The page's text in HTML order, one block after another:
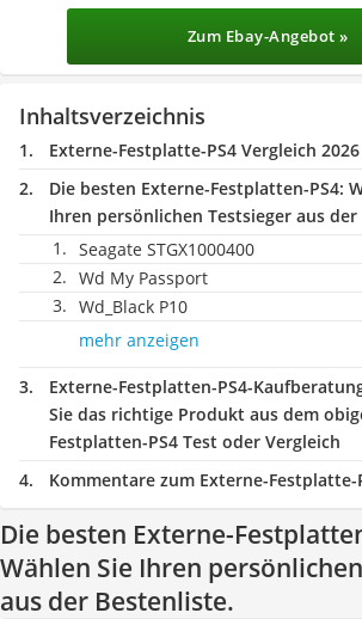
Zum Ebay-Angebot »
Inhaltsverzeichnis
Externe-Festplatte-PS4 Vergleich 2026
Die besten Externe-Festplatten-PS4:
Ihren persönlichen Testsieger aus
Seagate STGX1000400
Wd My Passport
Wd_Black P10
mehr anzeigen
Externe-Festplatten-PS4-
Sie das richtige Produkt aus dem
Festplatten-PS4 Test oder Vergleich
Kommentare zum Externe-Festplatte-
Die besten Externe-
Wählen Sie Ihren
aus der Bestenliste.